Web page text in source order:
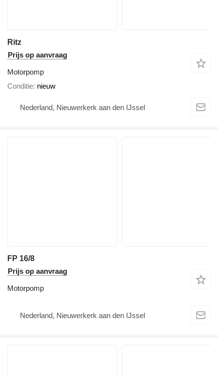
Ritz
Prijs op aanvraag
Motorpomp
Conditie nieuw
Nederland, Nieuwerkerk aan den IJssel
FP 16/8
Prijs op aanvraag
Motorpomp
Nederland, Nieuwerkerk aan den IJssel